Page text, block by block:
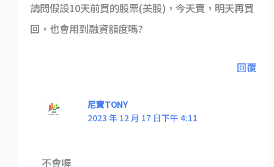
請問假設10天前買的股票(美股)，今天賣，明天再買
回，也會用到融資額度嗎?
回覆
尼寶TONY
2023 年 12 月 17 日下午 4:11
不會喔